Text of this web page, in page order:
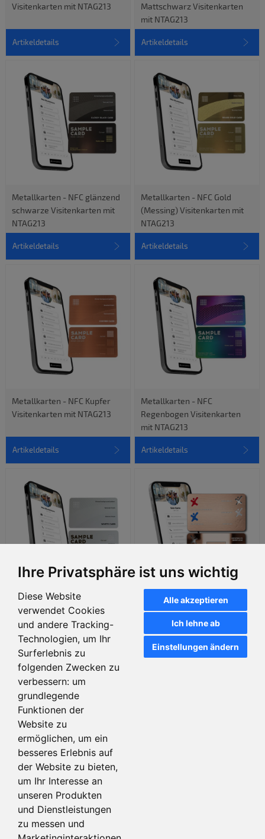
Ihre Privatsphäre ist uns wichtig
Diese Website
verwendet Cookies
und andere Tracking-
Technologien, um Ihr
Surferlebnis zu
folgenden Zwecken zu
verbessern: um
grundlegende
Funktionen der
Website zu
ermöglichen, um ein
besseres Erlebnis auf
der Website zu bieten,
um Ihr Interesse an
unseren Produkten
und Dienstleistungen
zu messen und
Alle akzeptieren
Ich lehne ab
Einstellungen ändern
Visitenkarten mit NTAG213
Artikeldetails
Mattschwarz Visitenkarten
mit NTAG213
Artikeldetails
Metallkarten - NFC glänzend
schwarze Visitenkarten mit
NTAG213
Artikeldetails
Metallkarten - NFC Gold
(Messing) Visitenkarten mit
NTAG213
Artikeldetails
Metallkarten - NFC Kupfer
Visitenkarten mit NTAG213
Artikeldetails
Metallkarten - NFC
Regenbogen Visitenkarten
mit NTAG213
Artikeldetails
Metallkarten - NFC Weiße
Artikeldetails
Metallkarten - NFC Roségold
Visitenkarten mit NTAG213
Artikeldetails
Muster Premium Metallkarte
– Veredelungsmöglichkeiten